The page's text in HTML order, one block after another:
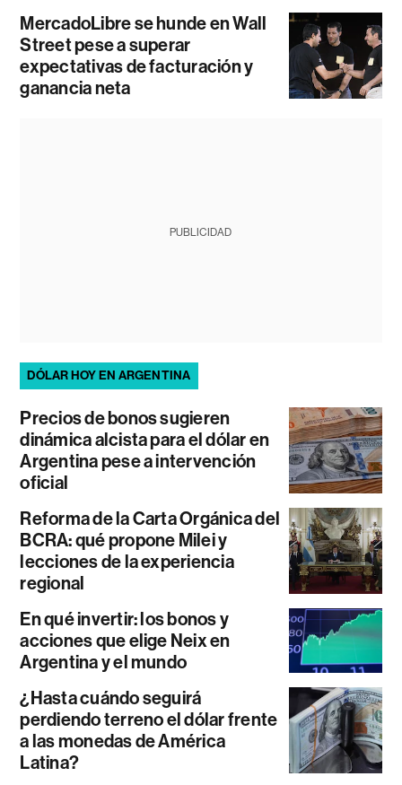
MercadoLibre se hunde en Wall
Street pese a superar
expectativas de facturación y
ganancia neta
PUBLICIDAD
DÓLAR HOY EN ARGENTINA
Precios de bonos sugieren
dinámica alcista para el dólar en
Argentina pese a intervención
oficial
Reforma de la Carta Orgánica del
BCRA: qué propone Milei y
lecciones de la experiencia
regional
En qué invertir: los bonos y
acciones que elige Neix en
Argentina y el mundo
¿Hasta cuándo seguirá
perdiendo terreno el dólar frente
a las monedas de América
Latina?